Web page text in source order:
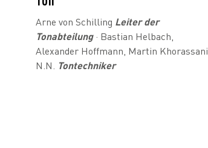
Arne von Schilling Leiter der
Tonabteilung· Bastian Helbach,
Alexander Hoffmann, Martin Khorassani,
N.N.
Tontechniker